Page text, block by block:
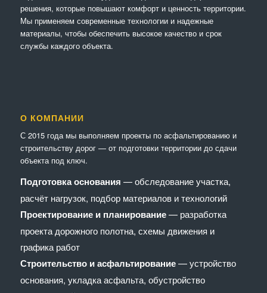
решения, которые повышают комфорт и ценность территории.
Мы применяем современные технологии и надежные
материалы, чтобы обеспечить высокое качество и срок
службы каждого объекта.
О КОМПАНИИ
С 2015 года мы выполняем проекты по асфальтированию и
строительству дорог — от подготовки территории до сдачи
объекта под ключ.
Подготовка основания — обследование участка,
расчёт нагрузок, подбор материалов и технологий
Проектирование и планирование— разработка
проекта дорожного полотна, схемы движения и
графика работ
Строительство и асфальтирование— устройство
основания, укладка асфальта, обустройство